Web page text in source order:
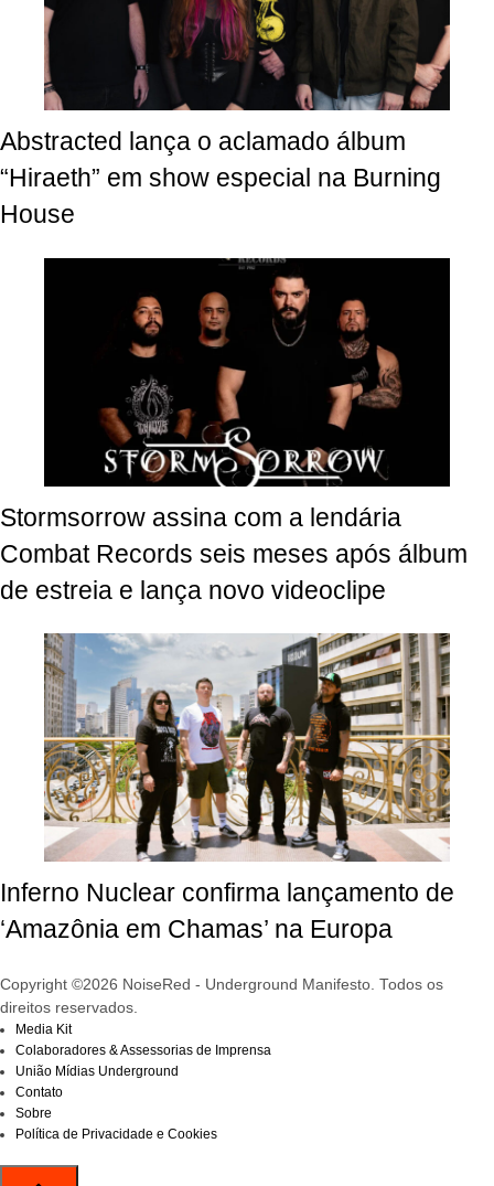
Abstracted lança o aclamado álbum
“Hiraeth” em show especial na Burning
House
Stormsorrow assina com a lendária
Combat Records seis meses após álbum
de estreia e lança novo videoclipe
Inferno Nuclear confirma lançamento de
‘Amazônia em Chamas’ na Europa
Copyright ©2026 NoiseRed - Underground Manifesto. Todos os
direitos reservados.
Media Kit
Colaboradores & Assessorias de Imprensa
União Mídias Underground
Contato
Sobre
Política de Privacidade e Cookies